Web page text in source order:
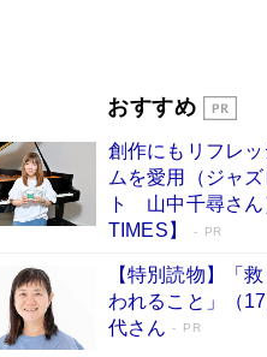
占 上半期1位にも選出［新書ベス
Book Bang
おすすめ
創作にもリフレ
ムを愛用（ジャ
ト 山中千尋さん
TIMES】
PR
【特別読物】「
われること」（
代さん
PR